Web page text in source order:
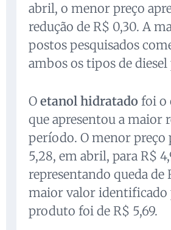
abril, o menor preço
redução de R$ 0,30. A
postos pesquisados
ambos os tipos de diesel
O etanol hidratado foi o
que apresentou a maior
período. O menor preço
5,28, em abril, para R$
representando queda de
maior valor identificado
produto foi de R$ 5,69.